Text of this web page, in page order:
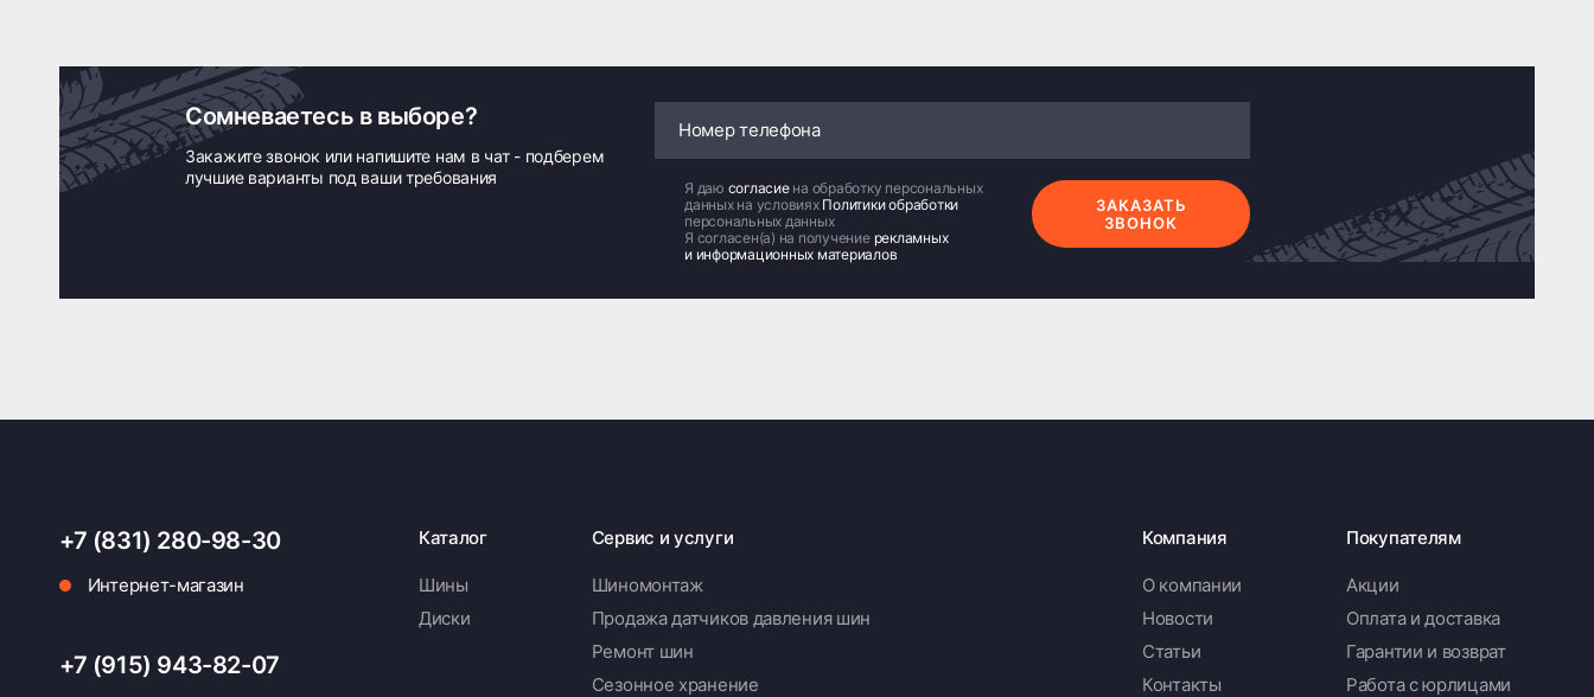
Сомневаетесь в выборе?
Закажите звонок или напишите нам в чат - подберем
лучшие варианты под ваши требования
Я даю согласие на обработку персональных
данных на условиях Политики обработки
персональных данных
Я согласен(а) на получение рекламных
и информационных материалов
ЗАКАЗАТЬ
ЗВОНОК
+7 (831) 280-98-30
Интернет-магазин
+7 (915) 943-82-07
Каталог
Шины
Диски
Сервис и услуги
Шиномонтаж
Продажа датчиков давления шин
Ремонт шин
Сезонное хранение
Компания
О компании
Новости
Статьи
Контакты
Покупателям
Акции
Оплата и доставка
Гарантии и возврат
Работа с юрлицами